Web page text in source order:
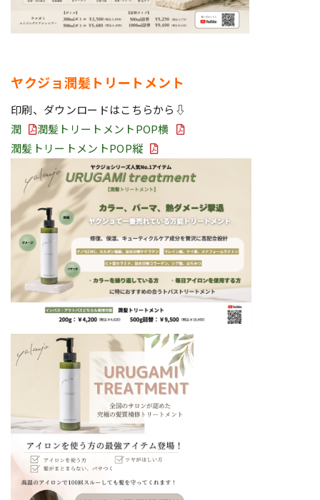
ヤクジョ潤髪トリートメント
印刷、ダウンロードはこちらから⇩
潤
潤髪トリートメントPOP横
潤髪トリートメントPOP縦